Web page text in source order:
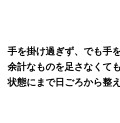
手を掛け過ぎず、でも手
余計なものを足さなくて
状態にまで日ごろから整